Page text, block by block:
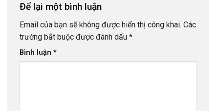
Để lại một bình luận
Email của bạn sẽ không được hiển thị công khai. Các
trường bắt buộc được đánh dấu *
Bình luận *